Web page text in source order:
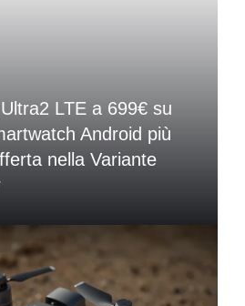
LTE a 699€ su
Android più
nella Variante